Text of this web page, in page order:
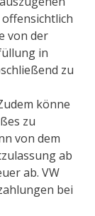
von der
in
zu
könne
zu
von dem
ab
ab. VW
bei